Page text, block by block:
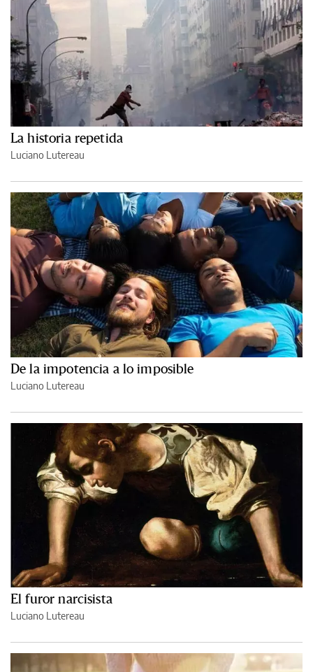
La historia repetida
Luciano Lutereau
De la impotencia a lo imposible
Luciano Lutereau
El furor narcisista
Luciano Lutereau